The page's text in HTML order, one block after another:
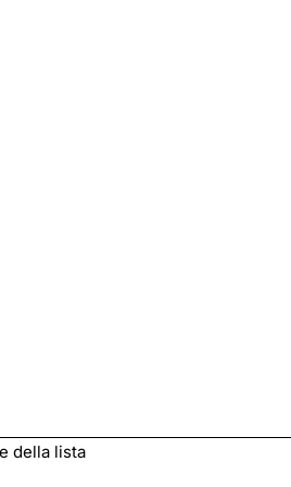
della lista